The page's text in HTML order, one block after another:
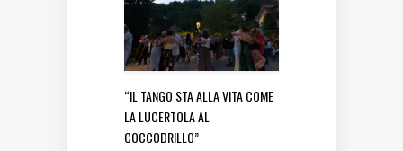
“IL TANGO STA ALLA VITA COME
LA LUCERTOLA AL
COCCODRILLO”